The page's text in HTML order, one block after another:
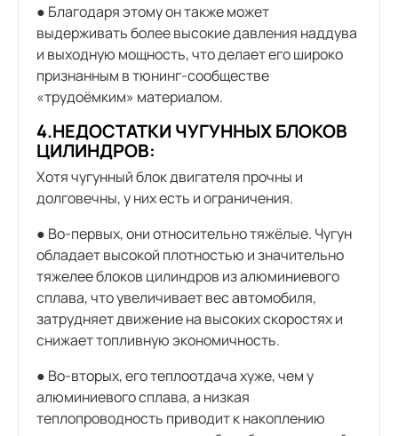
● Благодаря этому он также может
выдерживать более высокие давления наддува
и выходную мощность, что делает его широко
признанным в тюнинг-сообществе
«трудоёмким» материалом.
4.НЕДОСТАТКИ ЧУГУННЫХ БЛОКОВ
ЦИЛИНДРОВ:
Хотя чугунный блок двигателя прочны и
долговечны, у них есть и ограничения.
● Во-первых, они относительно тяжёлые. Чугун
обладает высокой плотностью и значительно
тяжелее блоков цилиндров из алюминиевого
сплава, что увеличивает вес автомобиля,
затрудняет движение на высоких скоростях и
снижает топливную экономичность.
● Во-вторых, его теплоотдача хуже, чем у
алюминиевого сплава, а низкая
теплопроводность приводит к накоплению